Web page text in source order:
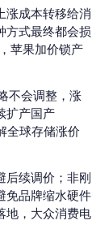
涨成本转移给消
方式最终都会损
苹果加价锁产
不会调整，涨
扩产国产
全球存储涨价
后续调价；非刚
免品牌缩水硬件
地，大众消费电